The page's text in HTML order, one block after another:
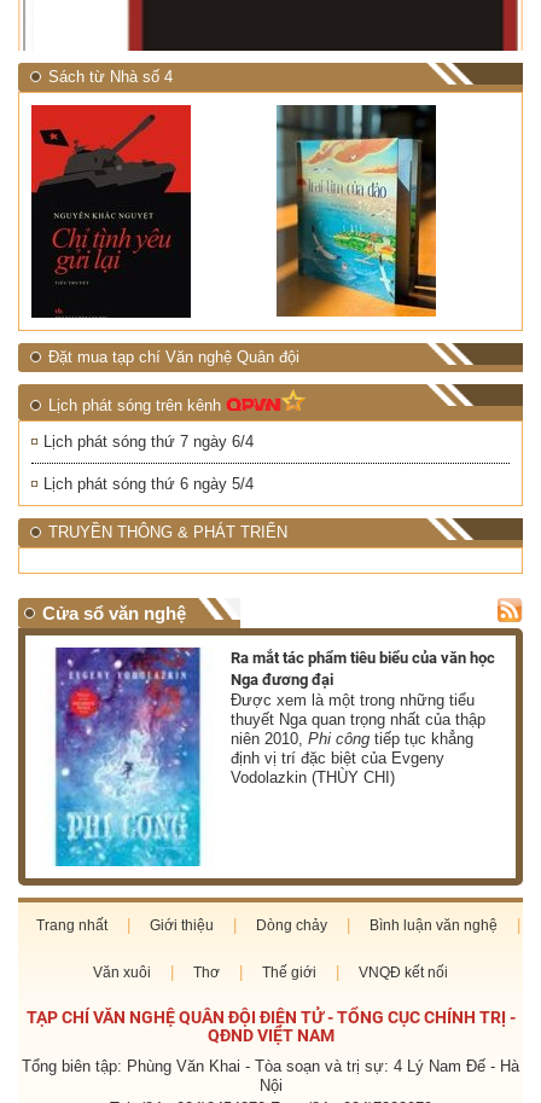
Sách từ Nhà số 4
Đặt mua tạp chí Văn nghệ Quân đội
Lịch phát sóng trên kênh
Lịch phát sóng thứ 7 ngày 6/4
Lịch phát sóng thứ 6 ngày 5/4
TRUYỀN THÔNG & PHÁT TRIỂN
Cửa sổ văn nghệ
Ra mắt tác phẩm tiêu biểu của văn học
Nga đương đại
Được xem là một trong những tiểu
thuyết Nga quan trọng nhất của thập
niên 2010,Phi công tiếp tục khẳng
định vị trí đặc biệt của Evgeny
Vodolazkin (THÙY CHI)
Trang nhất Giới thiệu Dòng chảy Bình luận văn nghệ
Văn xuôi Thơ Thế giới VNQĐ kết nối
TẠP CHÍ VĂN NGHỆ QUÂN ĐỘI ĐIỆN TỬ - TỔNG CỤC CHÍNH TRỊ -
QĐND VIỆT NAM
Tổng biên tập: Phùng Văn Khai - Tòa soạn và trị sự: 4 Lý Nam Đế - Hà
Nội